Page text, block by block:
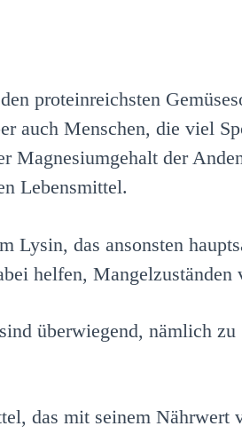
proteinreichsten
auch Menschen, die viel
der
Lebensmittel.
Lysin, das ansonsten
helfen, Mangelzuständen
überwiegend, nämlich
das mit seinem Nährwert